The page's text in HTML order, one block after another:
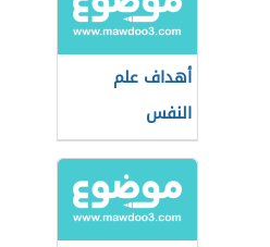
أهداف علم
النفس